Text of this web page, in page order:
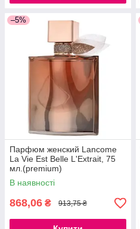
–5%
Парфюм женский Lancome
La Vie Est Belle L'Extrait, 75
мл.(premium)
В наявності
868,06 ₴ 913,75 ₴